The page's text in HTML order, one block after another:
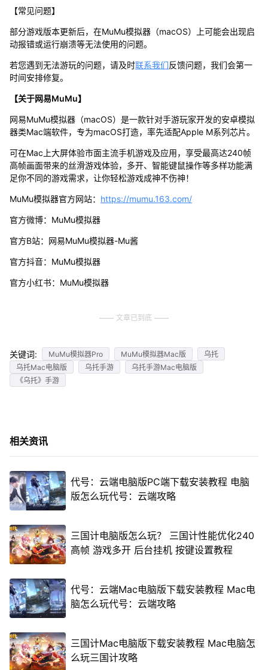
【常见问题】
部分游戏版本更新后，在MuMu模拟器（macOS）上可能会出现启
动报错或运行崩溃等无法使用的问题。
若您遇到无法游玩的问题，请及时联系我们反馈问题，我们会第一
时间安排修复。
【关于网易MuMu】
网易MuMu模拟器（macOS）是一款针对手游玩家开发的安卓模拟
器类Mac端软件，专为macOS打造，率先适配Apple M系列芯片。
可在Mac上大屏体验市面主流手机游戏及应用，享受最高达240帧
高帧画面带来的丝滑游戏体验，多开、智能键鼠操作等多样功能满
足你不同的游戏需求，让你轻松游戏成神不伤神！
MuMu模拟器官方网站： https://mumu.163.com/
官方微博：MuMu模拟器
官方B站：网易MuMu模拟器-Mu酱
官方抖音：MuMu模拟器
官方小红书：MuMu模拟器
文章已到底
关键词: MuMu模拟器Pro MuMu模拟器Mac版
乌托
乌托Mac电脑版
乌托手游
乌托手游Mac电脑版
《乌托》手游
相关资讯
代号：云端电脑版PC端下载安装教程 电脑
版怎么玩代号：云端攻略
三国计电脑版怎么玩？ 三国计性能优化240
高帧 游戏多开 后台挂机 按键设置教程
代号：云端Mac电脑版下载安装教程 Mac电
脑怎么玩代号：云端攻略
三国计Mac电脑版下载安装教程 Mac电脑怎
么玩三国计攻略